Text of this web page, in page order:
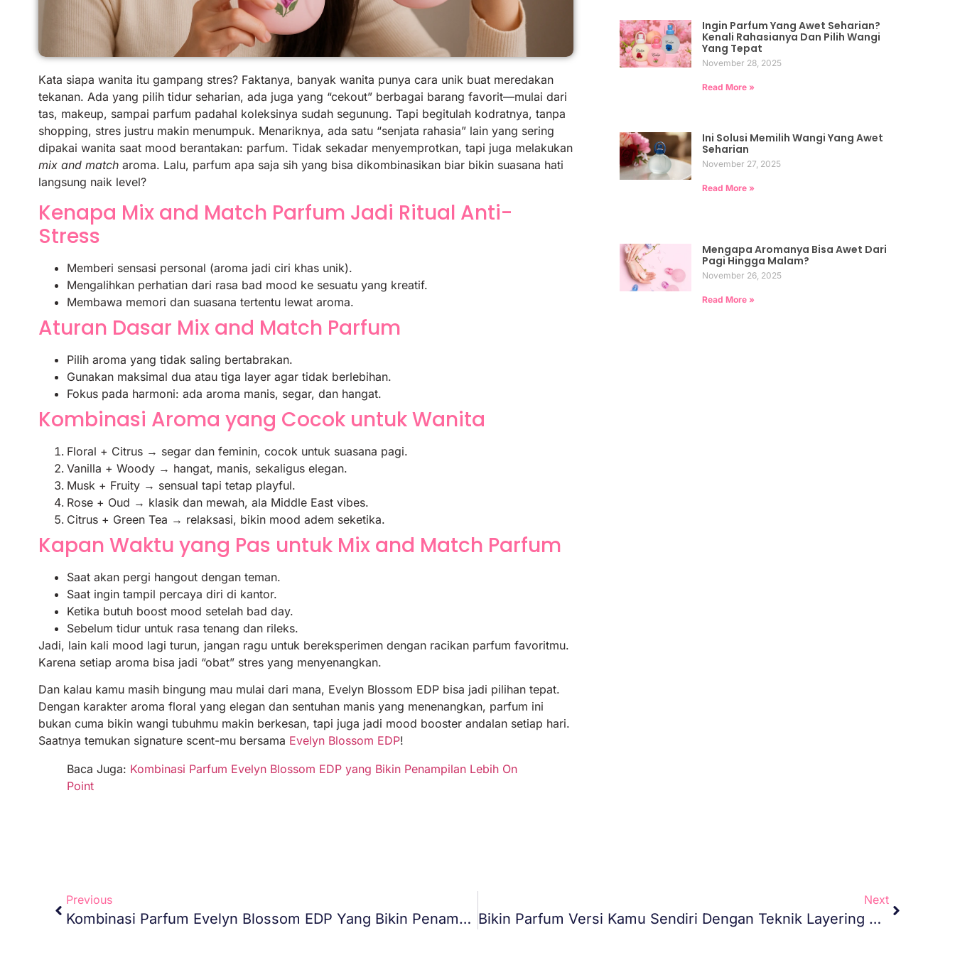
Kata siapa wanita itu gampang stres? Faktanya, banyak wanita punya cara unik buat meredakan
tekanan. Ada yang pilih tidur seharian, ada juga yang “cekout” berbagai barang favorit—mulai dari
tas, makeup, sampai parfum padahal koleksinya sudah segunung. Tapi begitulah kodratnya, tanpa
shopping, stres justru makin menumpuk. Menariknya, ada satu “senjata rahasia” lain yang sering
dipakai wanita saat mood berantakan: parfum. Tidak sekadar menyemprotkan, tapi juga melakukan
mix and matcharoma. Lalu, parfum apa saja sih yang bisa dikombinasikan biar bikin suasana hati
langsung naik level?
Kenapa Mix and Match Parfum Jadi Ritual Anti-
Stress
Memberi sensasi personal (aroma jadi ciri khas unik).
Mengalihkan perhatian dari rasa bad mood ke sesuatu yang kreatif.
Membawa memori dan suasana tertentu lewat aroma.
Aturan Dasar Mix and Match Parfum
Pilih aroma yang tidak saling bertabrakan.
Gunakan maksimal dua atau tiga layer agar tidak berlebihan.
Fokus pada harmoni: ada aroma manis, segar, dan hangat.
Kombinasi Aroma yang Cocok untuk Wanita
Floral + Citrus → segar dan feminin, cocok untuk suasana pagi.
Vanilla + Woody → hangat, manis, sekaligus elegan.
Musk + Fruity → sensual tapi tetap playful.
Rose + Oud → klasik dan mewah, ala Middle East vibes.
Citrus + Green Tea → relaksasi, bikin mood adem seketika.
Kapan Waktu yang Pas untuk Mix and Match Parfum
Saat akan pergi hangout dengan teman.
Saat ingin tampil percaya diri di kantor.
Ketika butuh boost mood setelah bad day.
Sebelum tidur untuk rasa tenang dan rileks.
Jadi, lain kali mood lagi turun, jangan ragu untuk bereksperimen dengan racikan parfum favoritmu.
Karena setiap aroma bisa jadi “obat” stres yang menyenangkan.
Dan kalau kamu masih bingung mau mulai dari mana, Evelyn Blossom EDP bisa jadi pilihan tepat.
Dengan karakter aroma floral yang elegan dan sentuhan manis yang menenangkan, parfum ini
bukan cuma bikin wangi tubuhmu makin berkesan, tapi juga jadi mood booster andalan setiap hari.
Saatnya temukan signature scent-mu bersama Evelyn Blossom EDP!
Baca Juga: Kombinasi Parfum Evelyn Blossom EDP yang Bikin Penampilan Lebih On
Point
Ingin Parfum Yang Awet Seharian?
Kenali Rahasianya Dan Pilih Wangi
Yang Tepat
November 28, 2025
Read More »
Ini Solusi Memilih Wangi Yang Awet
Seharian
November 27, 2025
Read More »
Mengapa Aromanya Bisa Awet Dari
Pagi Hingga Malam?
November 26, 2025
Read More »
Previous
Kombinasi Parfum Evelyn Blossom EDP Yang Bikin Penampilan Lebih On Point
Next
Bikin Parfum Versi Kamu Sendiri Dengan Teknik Layering Aroma